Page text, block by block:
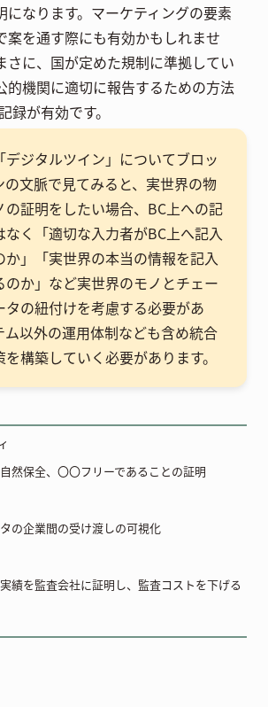
になります。マーケティングの要素
案を通す際にも有効かもしれませ
さに、国が定めた規制に準拠してい
的機関に適切に報告するための方法
録が有効です。
デジタルツイン」についてブロッ
の文脈で見てみると、実世界の物
の証明をしたい場合、BC上への記
なく「適切な入力者がBC上へ記入
か」「実世界の本当の情報を記入
のか」など実世界のモノとチェー
タの紐付けを考慮する必要があ
ム以外の運用体制なども含め統合
構築していく必要があります。
然保全、〇〇フリーであることの証明
の企業間の受け渡しの可視化
績を監査会社に証明し、監査コストを下げる